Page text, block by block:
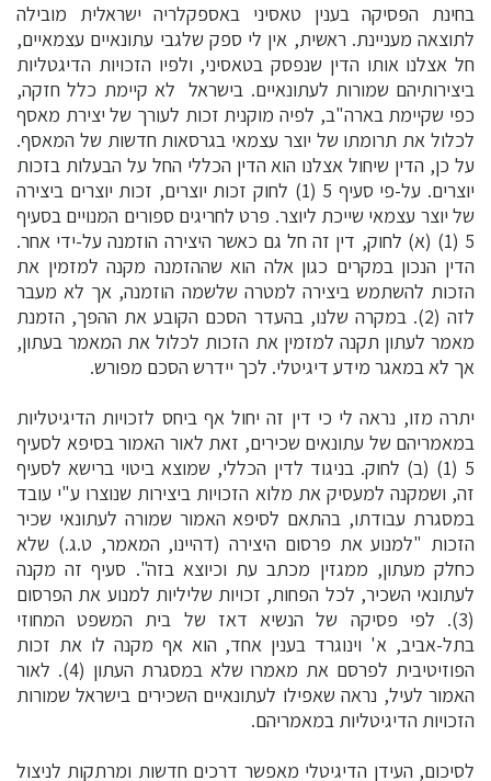
בחינת הפסיקה בענין טאסיני באספקלריה ישראלית מובילה
לתוצאה מעניינת. ראשית, אין לי ספק שלגבי עתונאיים עצמאיים,
חל אצלנו אותו הדין שנפסק בטאסיני, ולפיו הזכויות הדיגטליות
ביצירותיהם שמורות לעתונאיים. בישראל לא קיימת כלל חזקה,
כפי שקיימת בארה"ב, לפיה מוקנית זכות לעורך של יצירת מאסף
לכלול את תרומתו של יוצר עצמאי בגרסאות חדשות של המאסף.
על כן, הדין שיחול אצלנו הוא הדין הכללי החל על הבעלות בזכות
יוצרים. על-פי סעיף 5 (1) לחוק זכות יוצרים, זכות יוצרים ביצירה
של יוצר עצמאי שייכת ליוצר. פרט לחריגים ספורים המנויים בסעיף
5 (1) (א) לחוק, דין זה חל גם כאשר היצירה הוזמנה על-ידי אחר.
הדין הנכון במקרים כגון אלה הוא שההזמנה מקנה למזמין את
הזכות להשתמש ביצירה למטרה שלשמה הוזמנה, אך לא מעבר
לזה (2). במקרה שלנו, בהעדר הסכם הקובע את ההפך, הזמנת
מאמר לעתון תקנה למזמין את הזכות לכלול את המאמר בעתון,
אך לא במאגר מידע דיגיטלי. לכך יידרש הסכם מפורש.
יתרה מזו, נראה לי כי דין זה יחול אף ביחס לזכויות הדיגיטליות
במאמריהם של עתונאים שכירים, זאת לאור האמור בסיפא לסעיף
5 (1) (ב) לחוק. בניגוד לדין הכללי, שמוצא ביטוי ברישא לסעיף
זה, ושמקנה למעסיק את מלוא הזכויות ביצירות שנוצרו ע"י עובד
במסגרת עבודתו, בהתאם לסיפא האמור שמורה לעתונאי שכיר
הזכות "למנוע את פרסום היצירה (דהיינו, המאמר, ט.ג.) שלא
כחלק מעתון, ממגזין מכתב עת וכיוצא בזה". סעיף זה מקנה
לעתונאי השכיר, לכל הפחות, זכויות שליליות למנוע את הפרסום
(3). לפי פסיקה של הנשיא דאז של בית המשפט המחוזי
בתל-אביב, א' וינוגרד בענין אחד, הוא אף מקנה לו את זכות
הפוזיטיבית לפרסם את מאמרו שלא במסגרת העתון (4). לאור
האמור לעיל, נראה שאפילו לעתונאיים השכירים בישראל שמורות
הזכויות הדיגיטליות במאמריהם.
לסיכום, העידן הדיגיטלי מאפשר דרכים חדשות ומרתקות לניצול